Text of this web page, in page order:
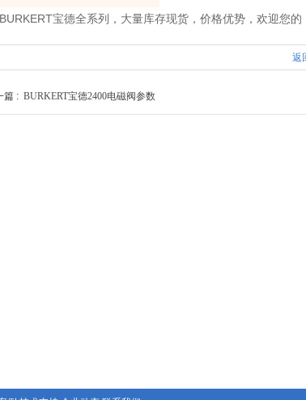
宝德全系列，大量库存现货，价格优势，欢迎您的
返
篇 : BURKERT宝德2400电磁阀参数